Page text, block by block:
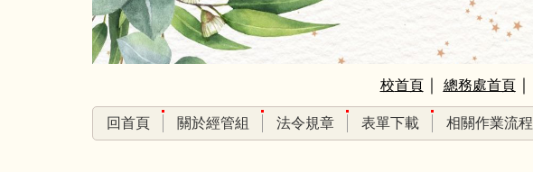
校首頁｜ 總務處首頁｜
回首頁 關於經管組 法令規章 表單下載 相關作業流程